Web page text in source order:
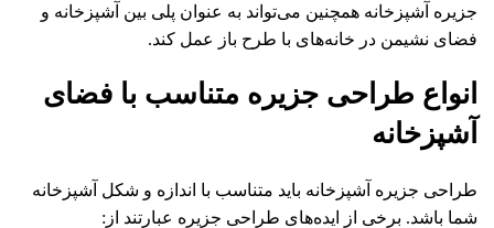
جزیره آشپزخانه همچنین می‌تواند به عنوان پلی بین آشپزخانه و
فضای نشیمن در خانه‌های با طرح باز عمل کند.
انواع طراحی جزیره متناسب با فضای
آشپزخانه
طراحی جزیره آشپزخانه باید متناسب با اندازه و شکل آشپزخانه
شما باشد. برخی از ایده‌های طراحی جزیره عبارتند از: